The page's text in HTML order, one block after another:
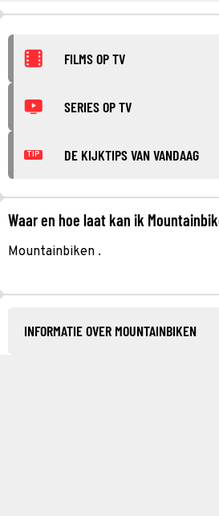
FILMS OP TV
SERIES OP TV
TIP DE KIJKTIPS VAN VANDAAG
Waar en hoe laat kan ik
Mountainbiken .
INFORMATIE OVER MOUNTAINBIKEN